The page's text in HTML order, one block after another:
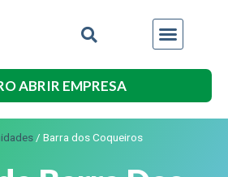
ABRIR EMPRESA
/ Barra dos Coqueiros